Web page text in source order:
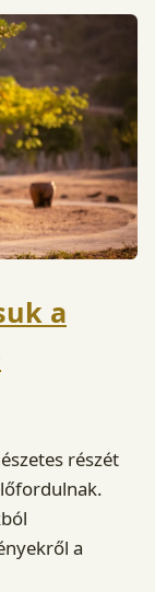
a
részét
a